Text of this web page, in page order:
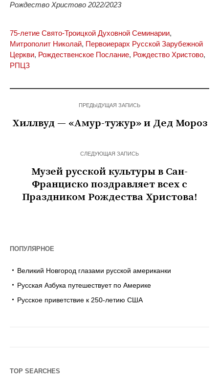
Рождество Христово 2022/2023
75-летие Свято-Троицкой Духовной Семинарии,
Митрополит Николай, Первоиерарх Русской Зарубежной
Церкви, Рождественское Послание, Рождество Христово,
РПЦЗ
ПРЕДЫДУЩАЯ ЗАПИСЬ
Хиллвуд — «Амур-тужур» и Дед Мороз
СЛЕДУЮЩАЯ ЗАПИСЬ
Музей русской культуры в Сан-
Франциско поздравляет всех с
Праздником Рождества Христова!
ПОПУЛЯРНОЕ
Великий Новгород глазами русской американки
Русская Азбука путешествует по Америке
Русское приветствие к 250-летию США
TOP SEARCHES